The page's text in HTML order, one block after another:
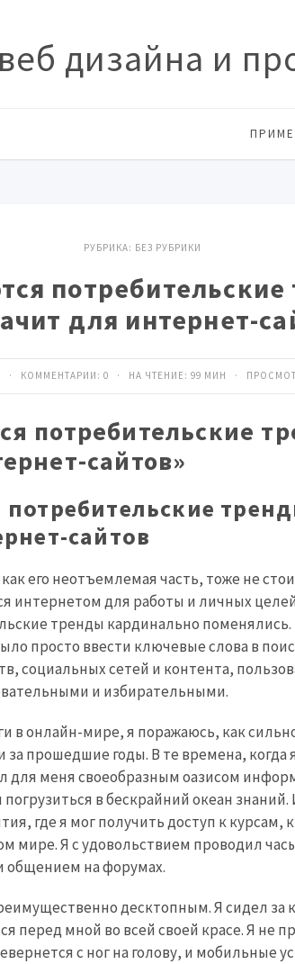
дизайна и
РУБРИКА: БЕЗ РУБРИКИ
для интернет-
· КОММЕНТАРИИ: 0 · НА ЧТЕНИЕ: 99 МИН ·
потребительские
сайтов»
сайтов
его неотъемлемая часть, тоже не
интернетом для работы и личных
тренды кардинально
просто ввести ключевые слова в
социальных сетей и контента,
и избирательными.
в онлайн-мире, я поражаюсь, как
прошедшие годы. В те времена, когда
для меня своеобразным оазисом
в бескрайний океан
где я мог получить доступ к курсам,
мире. Я с удовольствием проводил
общением на форумах.
десктопным. Я сидел
перед мной во всей своей красе. Я не
с ног на голову, и мобильные